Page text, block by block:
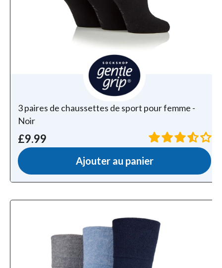
3 paires de chaussettes de sport pour femme -
Noir
£9.99
Ajouter au panier